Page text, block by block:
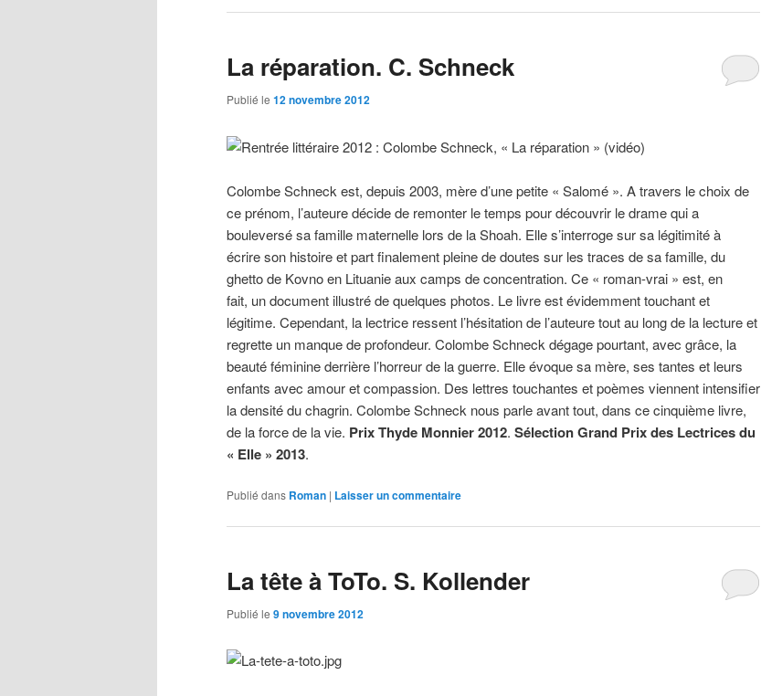
La réparation. C. Schneck
Publié le 12 novembre 2012
Colombe Schneck est, depuis 2003, mère d’une petite « Salomé ». A travers le choix de
ce prénom, l’auteure décide de remonter le temps pour découvrir le drame qui a
bouleversé sa famille maternelle lors de la Shoah. Elle s’interroge sur sa légitimité à
écrire son histoire et part finalement pleine de doutes sur les traces de sa famille, du
ghetto de Kovno en Lituanie aux camps de concentration. Ce « roman-vrai » est, en
fait, un document illustré de quelques photos. Le livre est évidemment touchant et
légitime. Cependant, la lectrice ressent l’hésitation de l’auteure tout au long de la lecture et
regrette un manque de profondeur. Colombe Schneck dégage pourtant, avec grâce, la
beauté féminine derrière l’horreur de la guerre. Elle évoque sa mère, ses tantes et leurs
enfants avec amour et compassion. Des lettres touchantes et poèmes viennent intensifier
la densité du chagrin. Colombe Schneck nous parle avant tout, dans ce cinquième livre,
de la force de la vie. Prix Thyde Monnier 2012. Sélection Grand Prix des Lectrices du
« Elle » 2013.
Publié dans Roman | Laisser un commentaire
La tête à ToTo. S. Kollender
Publié le 9 novembre 2012